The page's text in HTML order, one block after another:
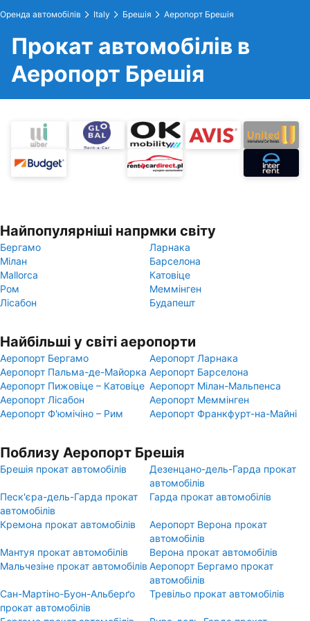
Оренда автомобілів Italy Брешія Аеропорт Брешія
Прокат автомобілів в
Аеропорт Брешія
Найпопулярніші напрмки світу
Бергамо
Ларнака
Мілан
Барселона
Mallorca
Катовіце
Ром
Меммінген
Лісабон
Будапешт
Найбільші у світі аеропорти
Аеропорт Бергамо
Аеропорт Ларнака
Аеропорт Пальма-де-Майорка Аеропорт Барселона
Аеропорт Пижовіце – Катовіце Аеропорт Мілан-Мальпенса
Аеропорт Лісабон
Аеропорт Меммінген
Аеропорт Ф'юмічіно – Рим
Аеропорт Франкфурт-на-Майні
Поблизу Аеропорт Брешія
Брешія прокат автомобілів
Дезенцано-дель-Гарда прокат
автомобілів
Песк'єра-дель-Гарда прокат
автомобілів
Гарда прокат автомобілів
Кремона прокат автомобілів
Аеропорт Верона прокат
автомобілів
Мантуя прокат автомобілів
Верона прокат автомобілів
Мальчезіне прокат автомобілів Аеропорт Бергамо прокат
автомобілів
Сан-Мартіно-Буон-Альберґо
прокат автомобілів
Тревільо прокат автомобілів